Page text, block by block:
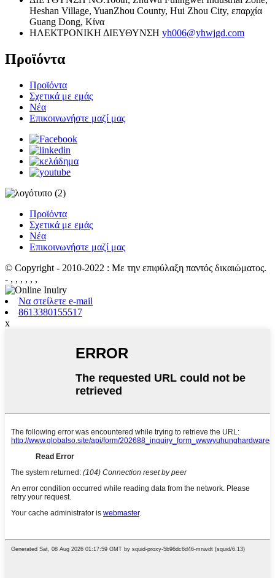
Heshan Village, YuanZhou County, Hui Zhou City, επαρχία
Guang Dong, Κίνα
ΗΛΕΚΤΡΟΝΙΚΗ ΔΙΕΥΘΥΝΣΗ yh006@yhwjgd.com
Προϊόντα
Προϊόντα
Σχετικά με εμάς
Νέα
Επικοινωνήστε μαζί μας
Προϊόντα
Σχετικά με εμάς
Νέα
Επικοινωνήστε μαζί μας
© Copyright - 2010-2022 : Με την επιφύλαξη παντός δικαιώματος.
- , , , , , ,
Να στείλετε e-mail
8613380155517
x